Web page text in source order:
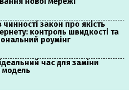
чинності закон про якість
контроль швидкості та
роумінг
час для заміни
модель